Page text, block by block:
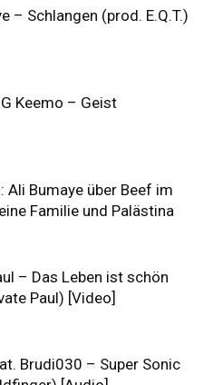
– Schlangen (prod. E.Q.T.)
Keemo – Geist
Ali Bumaye über Beef im
Familie und Palästina
– Das Leben ist schön
Paul) [Video]
Brudi030 – Super Sonic